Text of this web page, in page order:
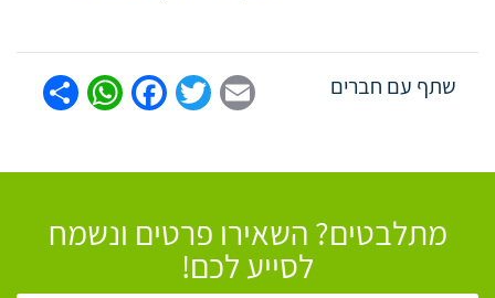
שתף עם חברים Email
Twitter
מתלבטים? השאירו פרטים ונשמח
לסייע לכם!